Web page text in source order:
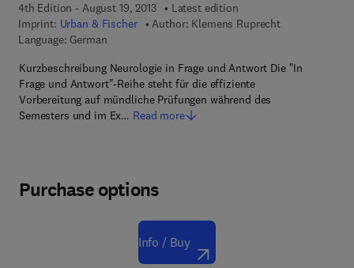
4th Edition - August 19, 2013
Latest edition
Imprint: Urban & Fischer Author: Klemens Ruprecht
Language: German
Kurzbeschreibung Neurologie in Frage und Antwort Die "In
Frage und Antwort"-Reihe steht für die effiziente
Vorbereitung auf mündliche Prüfungen während des
Semesters und im Ex… Read more
Purchase options
Info / Buy